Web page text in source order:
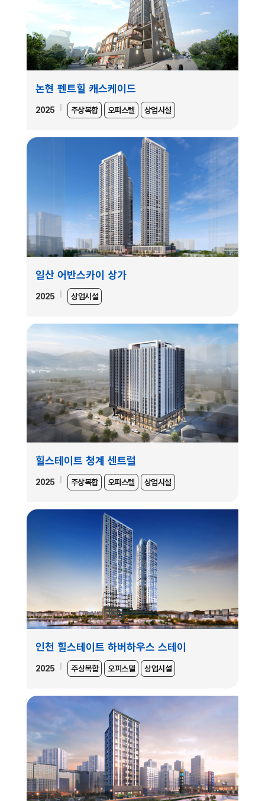
논현 펜트힐 캐스케이드
2025 주상복합 오피스텔 상업시설
일산 어반스카이 상가
2025 상업시설
힐스테이트 청계 센트럴
2025 주상복합 오피스텔 상업시설
인천 힐스테이트 하버하우스 스테이
2025 주상복합 오피스텔 상업시설